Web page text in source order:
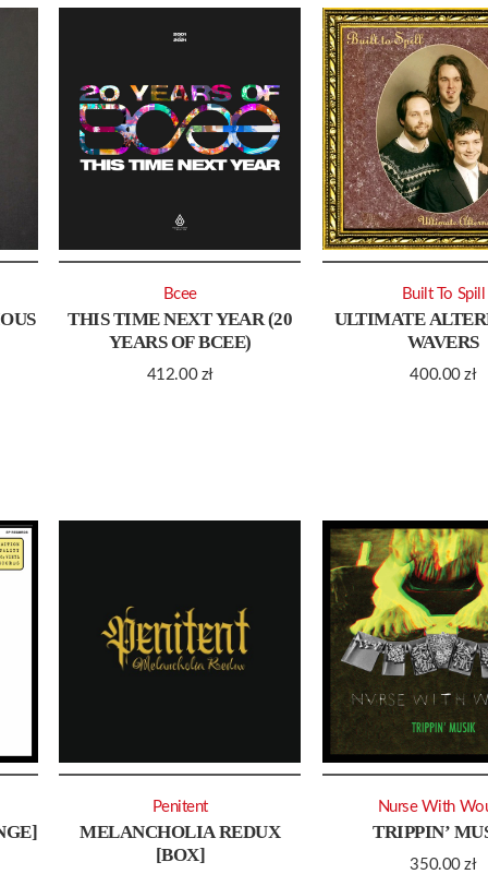
THIS TIME NEXT YEAR (20
YEARS OF BCEE)
412.00 zł
Bcee
ULTIMATE
WAVERS
400.00zł
Built To Spill
MELANCHOLIA REDUX
[BOX]
Penitent
TRIPPIN’
350.00zł
Nurse With